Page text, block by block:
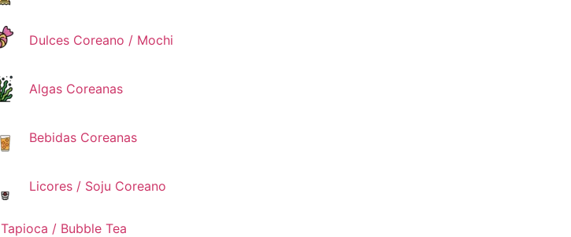
Dulces Coreano / Mochi
Algas Coreanas
Bebidas Coreanas
Licores / Soju Coreano
Tapioca / Bubble Tea